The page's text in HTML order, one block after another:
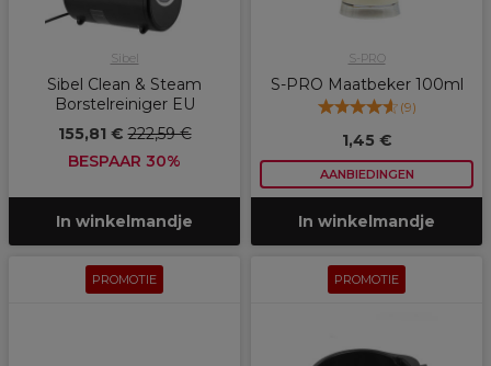
Sibel
Sibel Clean & Steam
Borstelreiniger EU
155,81 €222,59 €
BESPAAR 30%
In winkelmandje
S-PRO
S-PRO Maatbeker 100ml
(9)
1,45 €
AANBIEDINGEN
In winkelmandje
PROMOTIE PROMOTIE